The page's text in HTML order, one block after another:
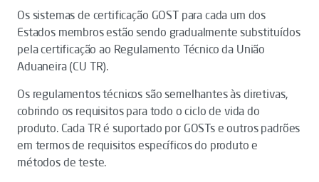
Os sistemas de certificação GOST para cada um dos
Estados membros estão sendo gradualmente substituídos
pela certificação ao Regulamento Técnico da União
Aduaneira (CU TR).
Os regulamentos técnicos são semelhantes às diretivas,
cobrindo os requisitos para todo o ciclo de vida do
produto. Cada TR é suportado por GOSTs e outros padrões
em termos de requisitos específicos do produto e
métodos de teste.